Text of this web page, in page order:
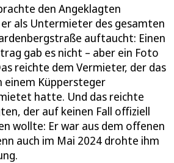
den Angeklagten
als Untermieter des gesamten
auftaucht: Einen
gab es nicht – aber ein Foto
reichte dem Vermieter, der das
einem Küppersteger
hatte. Und das reichte
der auf keinen Fall offiziell
wollte: Er war aus dem offenen
auch im Mai 2024 drohte ihm